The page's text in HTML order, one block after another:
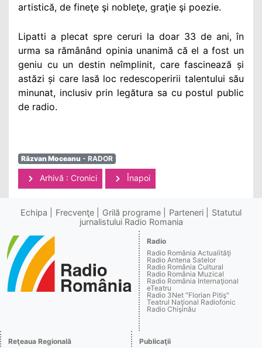
artistică, de fineţe şi nobleţe, graţie şi poezie.
Lipatti a plecat spre ceruri la doar 33 de ani, în
urma sa rămânând opinia unanimă că el a fost un
geniu cu un destin neîmplinit, care fascinează și
astăzi și care lasă loc redescoperirii talentului său
minunat, inclusiv prin legătura sa cu postul public
de radio.
Răzvan Moceanu- RADOR
Arhivă : Cronici Înapoi
Echipa Frecvenţe Grilă programe Parteneri
Statutul
jurnalistului Radio Romania
Radio
Radio România Actualităţi
Radio Antena Satelor
Radio România Cultural
Radio România Muzical
Radio România Internaţional
eTeatru
Radio 3Net "Florian Pitiş"
Teatrul Naţional Radiofonic
Radio Chişinău
Reţeaua Regională
Publicaţii